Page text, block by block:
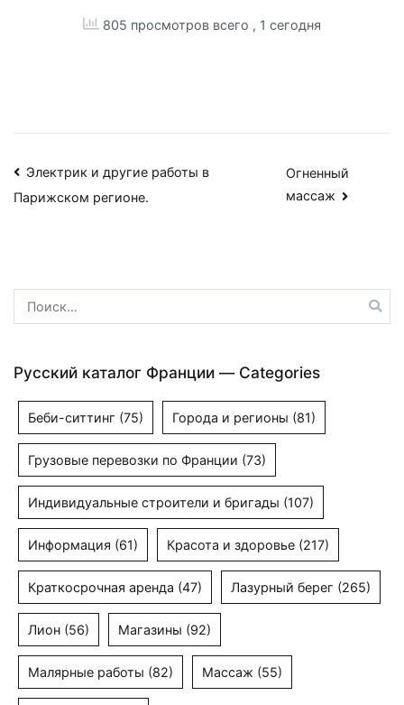
805 просмотров всего , 1 сегодня
Навигация
по
Электрик и другие работы в
Парижском регионе.
Огненный
массаж
Найти:
Русский каталог Франции — Categories
Беби-ситтинг (75) Города и регионы (81)
Грузовые перевозки по Франции (73)
Индивидуальные строители и бригады (107)
Информация (61) Красота и здоровье (217)
Краткосрочная аренда (47) Лазурный берег (265)
Лион (56) Магазины (92)
Малярные работы (82) Массаж (55)